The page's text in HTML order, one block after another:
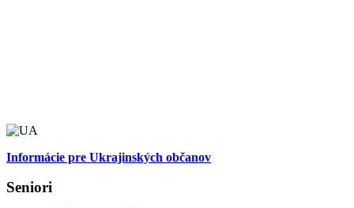
Informácie pre Ukrajinských občanov
Seniori